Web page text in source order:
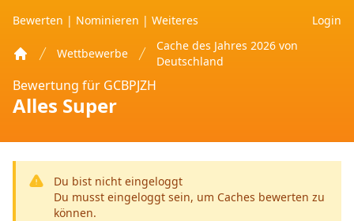
Bewerten | Nominieren | Weiteres Login
Wettbewerbe
Cache des Jahres 2026 von
Deutschland
Bewertung für GCBPJZH
Alles Super
Du bist nicht eingeloggt
Du musst eingeloggt sein, um Caches bewerten zu
können.